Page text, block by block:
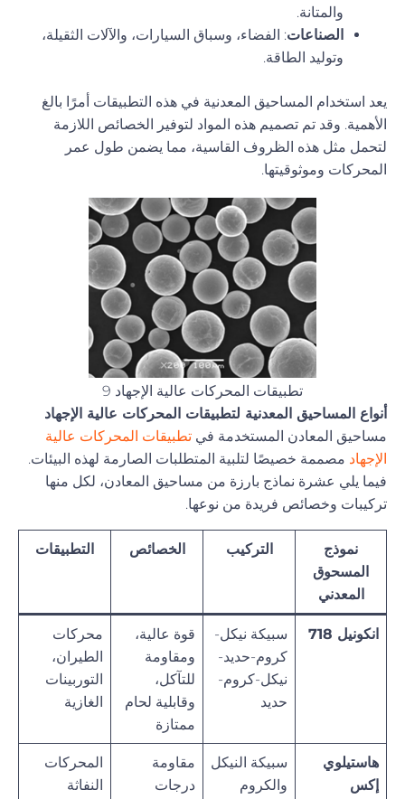
والمتانة.
الصناعات: الفضاء، وسباق السيارات، والآلات الثقيلة،
وتوليد الطاقة.
يعد استخدام المساحيق المعدنية في هذه التطبيقات أمرًا بالغ
الأهمية. وقد تم تصميم هذه المواد لتوفير الخصائص اللازمة
لتحمل مثل هذه الظروف القاسية، مما يضمن طول عمر
المحركات وموثوقيتها.
تطبيقات المحركات عالية الإجهاد 9
أنواع المساحيق المعدنية لتطبيقات المحركات عالية الإجهاد
مساحيق المعادن المستخدمة في تطبيقات المحركات عالية
الإجهادمصممة خصيصًا لتلبية المتطلبات الصارمة لهذه البيئات.
فيما يلي عشرة نماذج بارزة من مساحيق المعادن، لكل منها
تركيبات وخصائص فريدة من نوعها.
نموذج
المسحوق
المعدني
التركيب الخصائص التطبيقات
انكونيل 718
سبيكة نيكل-
كروم-حديد-
نيكل-كروم-
حديد
قوة عالية،
ومقاومة
للتآكل،
وقابلية لحام
ممتازة
محركات
الطيران،
التوربينات
الغازية
هاستيلوي
إكس
سبيكة النيكل
والكروم
مقاومة
درجات
المحركات
النفاثة